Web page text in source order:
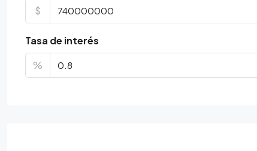
$
Tasa de interés
%